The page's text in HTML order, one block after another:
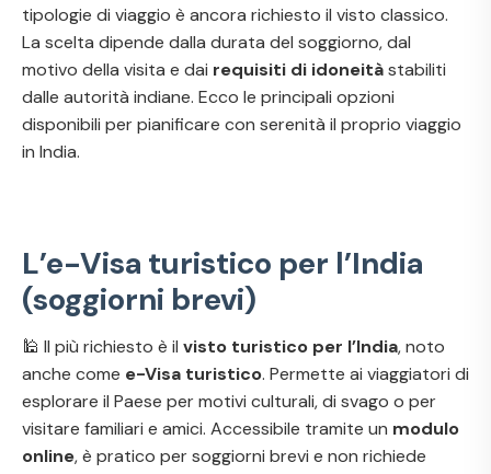
tipologie di viaggio è ancora richiesto il visto classico.
La scelta dipende dalla durata del soggiorno, dal
motivo della visita e dai requisiti di idoneitàstabiliti
dalle autorità indiane. Ecco le principali opzioni
disponibili per pianificare con serenità il proprio viaggio
in India.
L’e-Visa turistico per l’India
(soggiorni brevi)
🕌 Il più richiesto è il visto turistico per l’India, noto
anche come e-Visa turistico. Permette ai viaggiatori di
esplorare il Paese per motivi culturali, di svago o per
visitare familiari e amici. Accessibile tramite un modulo
online, è pratico per soggiorni brevi e non richiede